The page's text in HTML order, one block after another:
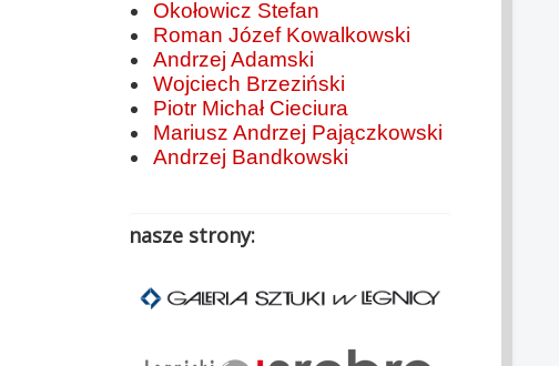
Okołowicz Stefan
Roman Józef Kowalkowski
Andrzej Adamski
Wojciech Brzeziński
Piotr Michał Cieciura
Mariusz Andrzej Pajączkowski
Andrzej Bandkowski
nasze strony: